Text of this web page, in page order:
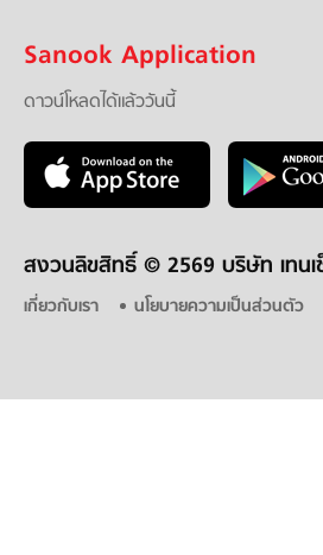
Sanook Application
ดาวน์โหลดได้แล้ววันนี้
สงวนลิขสิทธิ์ © 2569 บริษัท เทน
เกี่ยวกับเรา นโยบายความเป็นส่วนตัว